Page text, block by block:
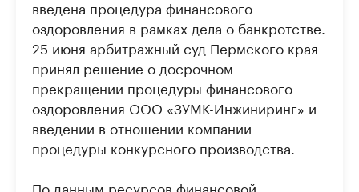
введена процедура финансового
оздоровления в рамках дела о банкротстве.
25 июня арбитражный суд Пермского края
принял решение о досрочном
прекращении процедуры финансового
оздоровления ООО «ЗУМК-Инжиниринг» и
введении в отношении компании
процедуры конкурсного производства.
По данным ресурсов финансовой